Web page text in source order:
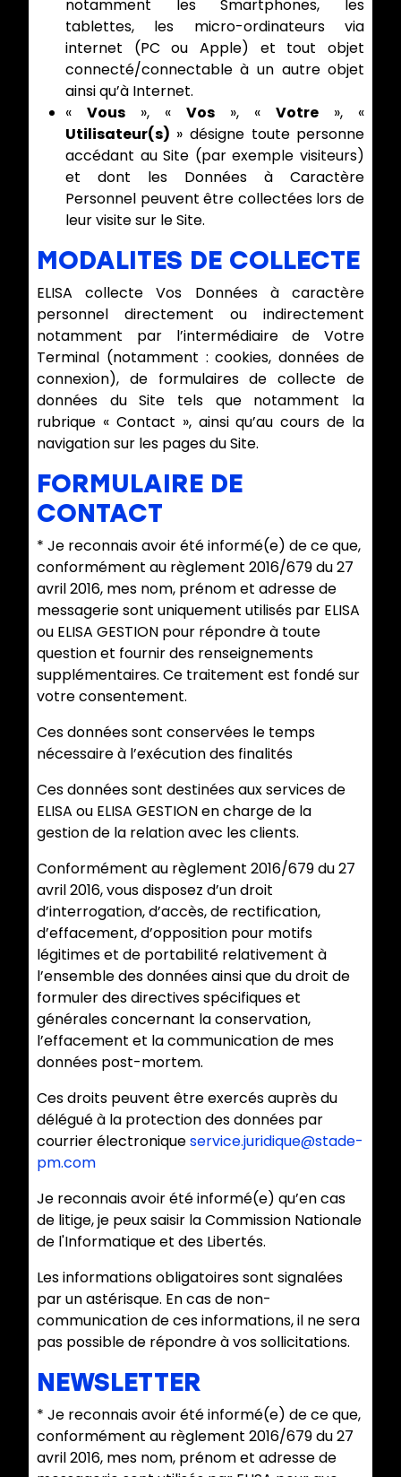
notamment les Smartphones, les
tablettes, les micro-ordinateurs via
internet (PC ou Apple) et tout objet
connecté/connectable à un autre objet
ainsi qu’à Internet.
« Vous», « Vos », «Votre », «
Utilisateur(s) » désigne toute personne
accédant au Site (par exemple visiteurs)
et dont les Données à Caractère
Personnel peuvent être collectées lors de
leur visite sur le Site.
MODALITES DE COLLECTE
ELISA collecte Vos Données à caractère
personnel directement ou indirectement
notamment par l’intermédiaire de Votre
Terminal (notamment : cookies, données de
connexion), de formulaires de collecte de
données du Site tels que notamment la
rubrique « Contact », ainsi qu’au cours de la
navigation sur les pages du Site.
FORMULAIRE DE
CONTACT
* Je reconnais avoir été informé(e) de ce que,
conformément au règlement 2016/679 du 27
avril 2016, mes nom, prénom et adresse de
messagerie sont uniquement utilisés par ELISA
ou ELISA GESTION pour répondre à toute
question et fournir des renseignements
supplémentaires. Ce traitement est fondé sur
votre consentement.
Ces données sont conservées le temps
nécessaire à l’exécution des finalités
Ces données sont destinées aux services de
ELISA ou ELISA GESTION en charge de la
gestion de la relation avec les clients.
Conformément au règlement 2016/679 du 27
avril 2016, vous disposez d’un droit
d’interrogation, d’accès, de rectification,
d’effacement, d’opposition pour motifs
légitimes et de portabilité relativement à
l’ensemble des données ainsi que du droit de
formuler des directives spécifiques et
générales concernant la conservation,
l’effacement et la communication de mes
données post-mortem.
Ces droits peuvent être exercés auprès du
délégué à la protection des données par
courrier électroniqueservice.juridique@stade-
pm.com
Je reconnais avoir été informé(e) qu’en cas
de litige, je peux saisir la Commission Nationale
de l'Informatique et des Libertés.
Les informations obligatoires sont signalées
par un astérisque. En cas de non-
communication de ces informations, il ne sera
pas possible de répondre à vos sollicitations.
NEWSLETTER
* Je reconnais avoir été informé(e) de ce que,
conformément au règlement 2016/679 du 27
avril 2016, mes nom, prénom et adresse de